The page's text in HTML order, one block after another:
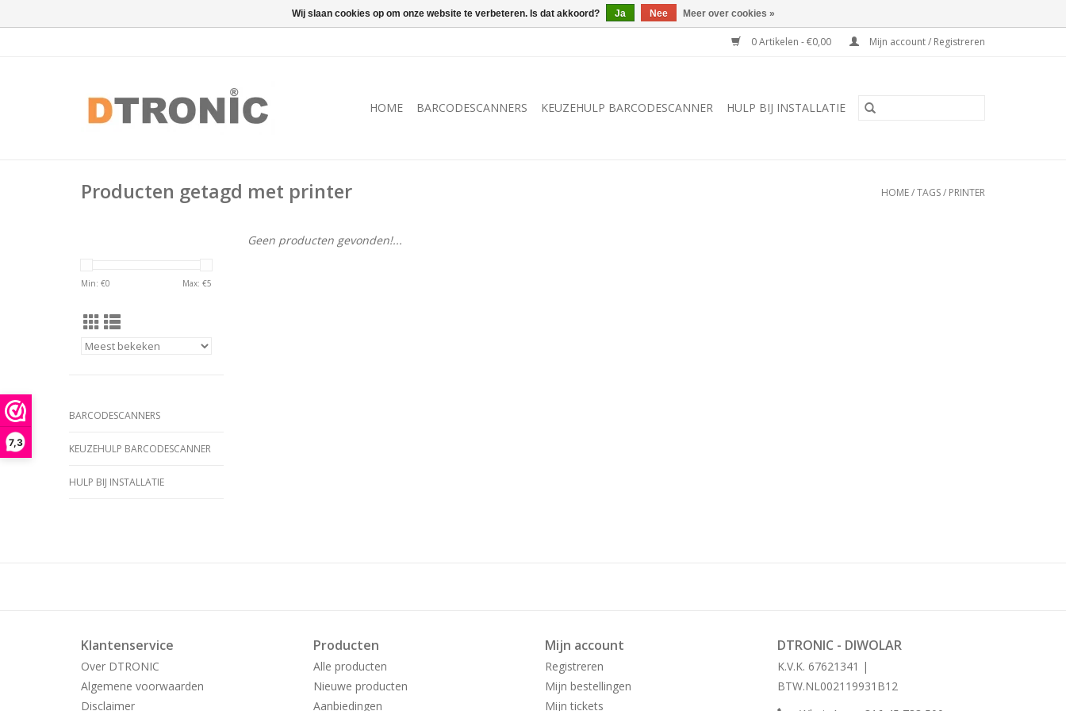
7,3
0 Artikelen - €0,00 Mijn account / Registreren
HOME BARCODESCANNERS KEUZEHULP BARCODESCANNER HULP BIJ INSTALLATIE
Producten getagd met printer HOME/TAGS/ PRINTER
Min: €0 Max: €5
BARCODESCANNERS
KEUZEHULP BARCODESCANNER
HULP BIJ INSTALLATIE
Geen producten gevonden!...
Klantenservice
Over DTRONIC
Algemene voorwaarden
Disclaimer
Producten
Alle producten
Nieuwe producten
Aanbiedingen
Mijn account
Registreren
Mijn bestellingen
Mijn tickets
DTRONIC - DIWOLAR
K.V.K. 67621341 |
BTW.NL002119931B12
Wij slaan cookies op om onze website te verbeteren. Is dat akkoord? Ja Nee Meer over cookies »